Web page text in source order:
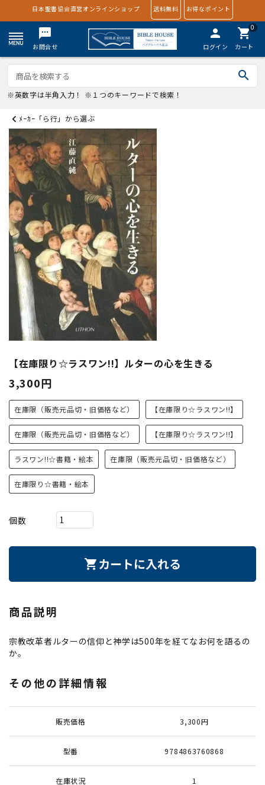
日本聖書協会直営オンラインショップ 送料無料 お得なポイント
textsms
お問合せ
person
ログイン
0
shopping_cart
カート
search
※英数字は半角入力！ ※１つのキーワードで検索！
ﾒｰｶｰ「ら行」から選ぶ
【在庫限り☆ラスワン!!】ルターの心を生きる
3,300円
在庫限（販売元品切・旧価格など） 【在庫限り☆ラスワン!!】
在庫限（販売元品切・旧価格など） 【在庫限り☆ラスワン!!】
ラスワン!!☆書籍・絵本 在庫限（販売元品切・旧価格など）
在庫限り☆書籍・絵本
個数
shopping_cart カートに入れる
商品説明
宗教改革者ルターの信仰と神学は500年を経てなお何を語るの
か。
その他の詳細情報
販売価格 3,300円
型番 9784863760868
在庫状況 1